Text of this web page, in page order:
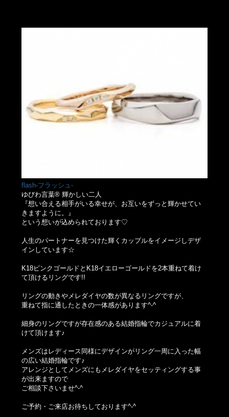
flash-フラッシュ-
ゆびわ言葉® 輝かしい二人
『想い合える相手がいる幸せが、お互いをずっと輝かせてい
きますように。』
という想いが込められております♡
人生のパートナーを見つけた輝くカップルをイメージしデザ
インしています☆
K18ピンクゴールドとK18イエローゴールドを2本重ねて着け
て頂けるリングです!!
リングの動きやメレダイヤの数が異なるリングですが、
重ねて指に通したときの一体感があります^-^
細身のリングですが存在感のある結婚指輪でカジュアルに着
けて頂けます♪
メンズはレディース同様にデザインがリング一周に入った幅
の広い結婚指輪です♪
アレンジとしてメンズにもメレダイヤをセッティングする事
が出来ますので
ご相談下さいませ^-^
ご予約・ご来店お待ちしております^-^